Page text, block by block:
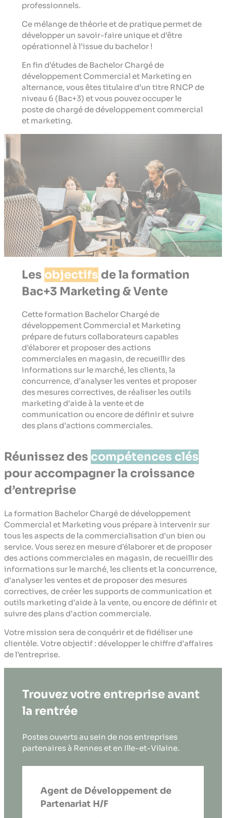
professionnels.
Ce mélange de théorie et de pratique permet de
développer un savoir-faire unique et d’être
opérationnel à l’issue du bachelor !
En fin d’études de Bachelor Chargé de
développement Commercial et Marketing en
alternance, vous êtes titulaire d’un titre RNCP de
niveau 6 (Bac+3) et vous pouvez occuper le
poste de chargé de développement commercial
et marketing.
Les objectifs de la formation
Bac+3 Marketing & Vente
Cette formation Bachelor Chargé de
développement Commercial et Marketing
prépare de futurs collaborateurs capables
d’élaborer et proposer des actions
commerciales en magasin, de recueillir des
informations sur le marché, les clients, la
concurrence, d’analyser les ventes et proposer
des mesures correctives, de réaliser les outils
marketing d’aide à la vente et de
communication ou encore de définir et suivre
des plans d’actions commerciales.
Réunissez des compétences clés
pour accompagner la croissance
d’entreprise
La formation Bachelor Chargé de développement
Commercial et Marketing vous prépare à intervenir sur
tous les aspects de la commercialisation d’un bien ou
service. Vous serez en mesure d’élaborer et de proposer
des actions commerciales en magasin, de recueillir des
informations sur le marché, les clients et la concurrence,
d’analyser les ventes et de proposer des mesures
correctives, de créer les supports de communication et
outils marketing d’aide à la vente, ou encore de définir et
suivre des plans d’action commerciale.
Votre mission sera de conquérir et de fidéliser une
clientèle. Votre objectif : développer le chiffre d’affaires
de l’entreprise.
Trouvez votre entreprise avant
la rentrée
Postes ouverts au sein de nos entreprises
partenaires à Rennes et en Ille-et-Vilaine.
Agent de Développement de
Partenariat H/F